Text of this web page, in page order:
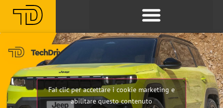
Fai clic per accettare i cookie marketing e
abilitare questo contenuto